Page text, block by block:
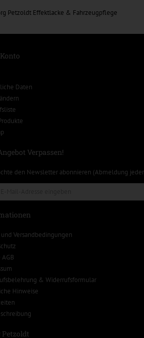
Daten
Verpassen!
den Newsletter abonnieren (Abmeldung
Versandbedingungen
AGB
& Widerrufsformular
Hinweise
Petzoldt